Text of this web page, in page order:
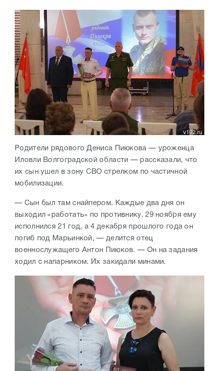
Родители рядового Дениса Пиюкова — уроженца
Иловли Волгоградской области — рассказали, что
их сын ушел в зону СВО стрелком по частичной
мобилизации.
— Сын был там снайпером. Каждые два дня он
выходил «работать» по противнику. 29 ноября ему
исполнился 21 год, а 4 декабря прошлого года он
погиб под Марьинкой, — делится отец
военнослужащего Антон Пиюков. — Он на задания
ходил с напарником. Их закидали минами.